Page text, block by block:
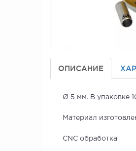
ОПИСАНИЕ
Ø 5 мм. В упаковке
Материал
CNC обработка